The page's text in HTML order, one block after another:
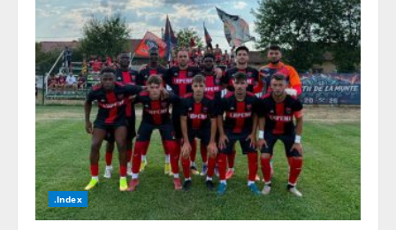
.Index